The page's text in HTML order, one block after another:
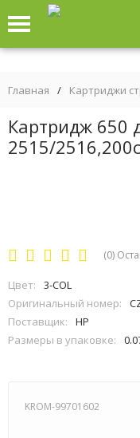
Главная / Картриджи
Картридж 650
2515/
(0)
Цвет:
3-COL
Оригинальный номер:
Поставщик:
HP
Размеры в упаковке:
KROM-99701602